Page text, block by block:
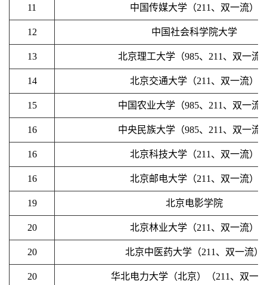
11 中国传媒大学（211、双一流）
12 中国社会科学院大学
13 北京理工大学（985、211、双一流
14 北京交通大学（211、双一流）
15 中国农业大学（985、211、双一流
16 中央民族大学（985、211、双一流
16 北京科技大学（211、双一流）
16 北京邮电大学（211、双一流）
19 北京电影学院
20 北京林业大学（211、双一流）
20 北京中医药大学（211、双一流）
20 华北电力大学（北京）（211、双一